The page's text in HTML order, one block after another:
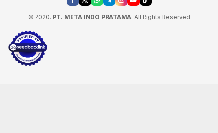
© 2020. PT. META INDO PRATAMA. All Rights Reserved